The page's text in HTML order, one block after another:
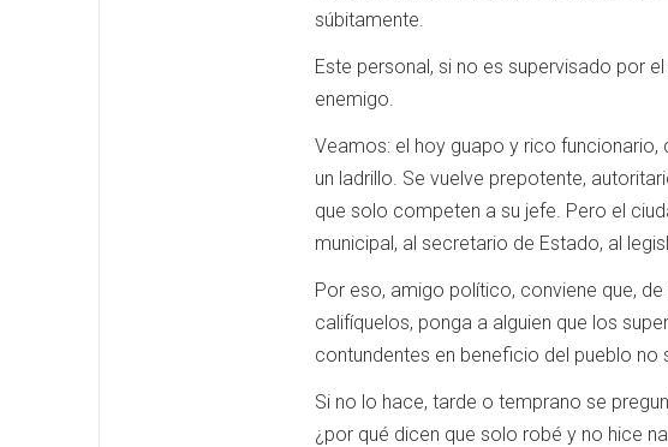
súbitamente.
Este personal, si no es supervisado por
enemigo.
Veamos: el hoy guapo y rico funcionario,
un ladrillo. Se vuelve prepotente,
que solo competen a su jefe. Pero el
municipal, al secretario de Estado, al
Por eso, amigo político, conviene que,
califíquelos, ponga a alguien que los
contundentes en beneficio del pueblo no
Si no lo hace, tarde o temprano se
¿por qué dicen que solo robé y no hice